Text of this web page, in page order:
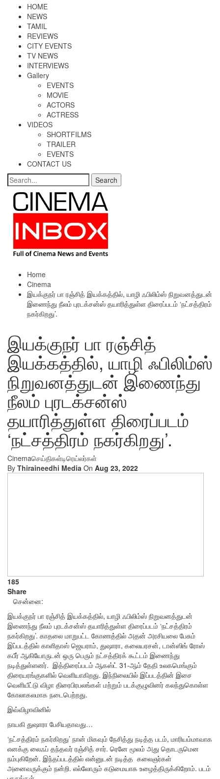
HOME
NEWS
TAMIL
REVIEWS
CITY EVENTS
TV NEWS
INTERVIEWS
Gallery
EVENTS
MOVIE
ACTORS
ACTRESS
VIDEOS
SHORTFILMS
TRAILER
EVENTS
CONTACT US
Home
Cinema
இயக்குநர் பா ரஞ்சித் இயக்கத்தில், யாழி ஃபிலிம்ஸ் நிறுவனத்துடன்
இணைந்து நீலம் புரடக்சன்ஸ் தயாரித்துள்ள திரைப்படம் ‘நட்சத்திரம்
நகர்கிறது’.
இயக்குநர் பா ரஞ்சித்
இயக்கத்தில், யாழி ஃபிலிம்ஸ்
நிறுவனத்துடன் இணைந்து
நீலம் புரடக்சன்ஸ்
தயாரித்துள்ள திரைப்படம்
‘நட்சத்திரம் நகர்கிறது’.
Cinemaசெய்திகள்டிரெய்லர்கள்
By Thiraineedhi Media On Aug 23, 2022
185
Share
சென்னை:
இயக்குநர் பா ரஞ்சித் இயக்கத்தில், யாழி ஃபிலிம்ஸ் நிறுவனத்துடன்
இணைந்து நீலம் புரடக்சன்ஸ் தயாரித்துள்ள திரைப்படம் ‘நட்சத்திரம்
நகர்கிறது’. காதலை மாறுபட்ட கோணத்தில் அதன் அரசியலை பேசும்
இப்படத்தில் காளிதாஸ் ஜெயராம், துஷாரா, கலையரசன், டான்ஸிங் ரோஸ்
கபீர் ஆகியோருடன் ஒரு பெரும் நட்சத்திரக் கூட்டம் இணைந்து
நடித்துள்ளனர். இத்திரைப்படம் ஆகஸ்ட் 31-ஆம் தேதி உலகமெங்கும்
திரையரங்குகளில் வெளியாகிறது. இந்நிலையில் இப்படத்தின் இசை
வெளியீட்டு விழா திரைபிரபலங்கள் மற்றும் படக்குழுவினர் கலந்துகொள்ள
கோலாகலமாக நடைபெற்றது.
இவ்விழாவினில்
நாயகி துஷாரா பேசியதாவது…
‘நட்சத்திரம் நகர்கிறது’ நான் மிகவும் நேசித்து நடித்த படம், மாரியம்மாவாக
எனக்கு லைஃப் தந்தவர் ரஞ்சித் சார். ரெனே மூலம் அது தொடருமென
நம்புகிறேன். இந்தப்படத்தில் என்னுடன் நடித்த கலைஞர்கள்
அனைவருக்கும் நன்றி. எல்லோரும் கடுமையாக உழைத்திருக்கிறோம். படம்